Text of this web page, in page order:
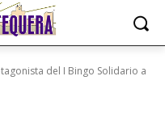
del I Bingo Solidario a